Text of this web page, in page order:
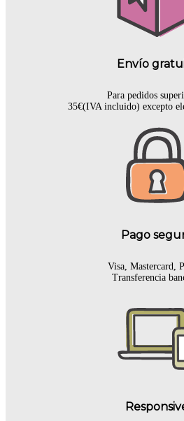
Envío
Para pedidos
35€(IVA incluido) excepto
Pago
Visa, Mastercard,
Transferencia